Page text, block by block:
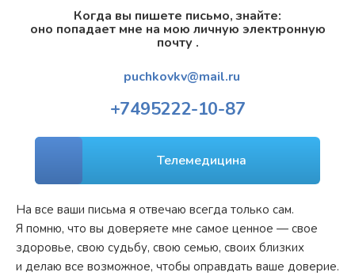
Когда вы пишете письмо, знайте:
оно попадает мне на мою личную электронную
почту .
puchkovkv@mail.ru
+7495222-10-87
Телемедицина
На все ваши письма я отвечаю всегда только сам.
Я помню, что вы доверяете мне самое ценное — свое
здоровье, свою судьбу, свою семью, своих близких
и делаю все возможное, чтобы оправдать ваше доверие.